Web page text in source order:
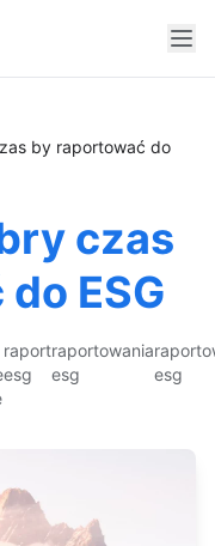
by raportować do
czas
ESG
raport
esg
raportowania
esg
esg